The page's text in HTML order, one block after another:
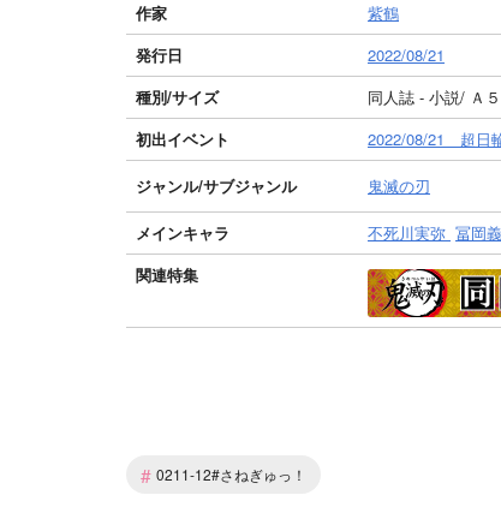
作家
紫鶴
発行日
2022/08/21
種別/サイズ
同人誌 - 小説/ Ａ
初出イベント
2022/08/21 超日
ジャンル/サブジャンル 鬼滅の刃
メインキャラ 不死川実弥 冨岡
関連特集
# 0211-12#さねぎゅっ！